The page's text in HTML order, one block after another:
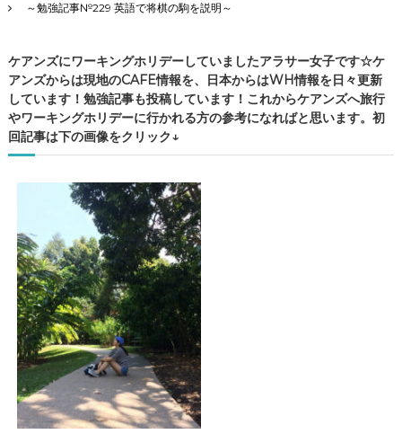
～勉強記事№229 英語で将棋の駒を説明～
ケアンズにワーキングホリデーしていましたアラサー女子です☆ケ
アンズからは現地のCAFE情報を、日本からはWH情報を日々更新
しています！勉強記事も投稿しています！これからケアンズへ旅行
やワーキングホリデーに行かれる方の参考になればと思います。初
回記事は下の画像をクリック↓